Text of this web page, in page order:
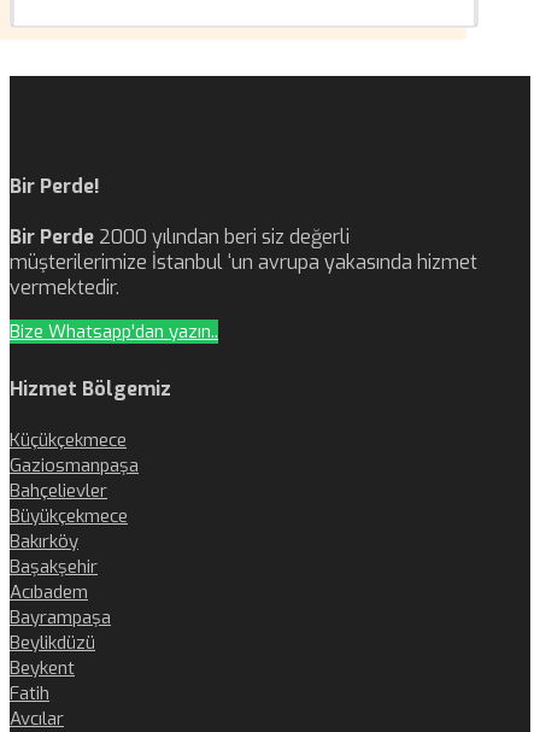
Bir Perde!
Bir Perde 2000 yılından beri siz değerli
müşterilerimize İstanbul ‘un avrupa yakasında hizmet
vermektedir.
Bize Whatsapp'dan yazın..
Hizmet Bölgemiz
Küçükçekmece
Gaziosmanpaşa
Bahçelievler
Büyükçekmece
Bakırköy
Başakşehir
Acıbadem
Bayrampaşa
Beylikdüzü
Beykent
Fatih
Avcılar